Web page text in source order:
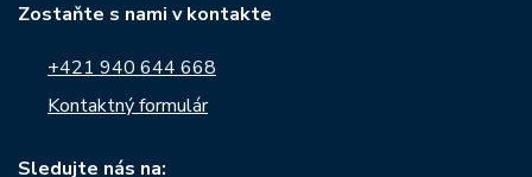
Zostaňte s nami v kontakte
+421 940 644 668
Kontaktný formulár
Sledujte nás na: